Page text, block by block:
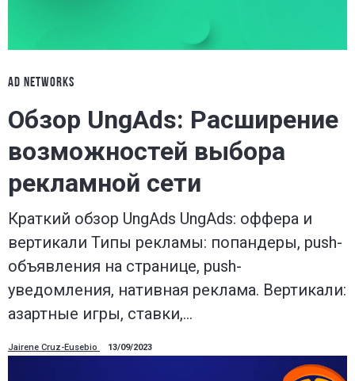
AD NETWORKS
Обзор UngAds: Расширение
возможностей выбора
рекламной сети
Краткий обзор UngAds UngAds: оффера и
вертикали Типы рекламы: попандеры, push-
объявления на странице, push-
уведомления, нативная реклама. Вертикали:
азартные игры, ставки,…
Jairene Cruz-Eusebio 13/09/2023